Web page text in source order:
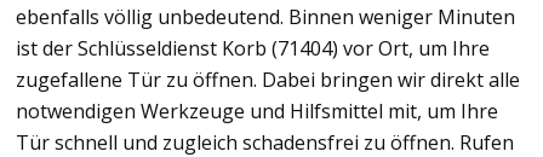
ebenfalls völlig unbedeutend. Binnen weniger Minuten
ist der Schlüsseldienst Korb (71404) vor Ort, um Ihre
zugefallene Tür zu öffnen. Dabei bringen wir direkt alle
notwendigen Werkzeuge und Hilfsmittel mit, um Ihre
Tür schnell und zugleich schadensfrei zu öffnen. Rufen